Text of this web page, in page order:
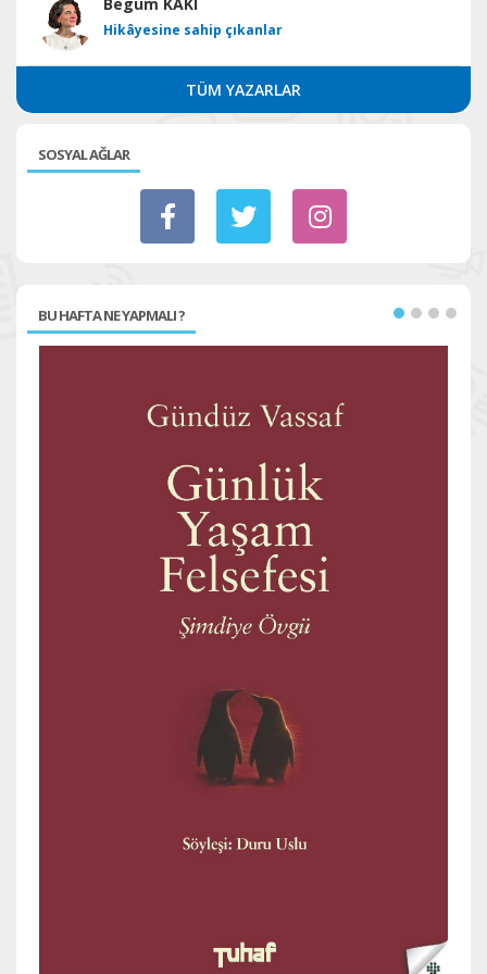
Hikâyesine sahip çıkanlar
TÜM YAZARLAR
SOSYAL AĞLAR
BU HAFTA NE YAPMALI ?